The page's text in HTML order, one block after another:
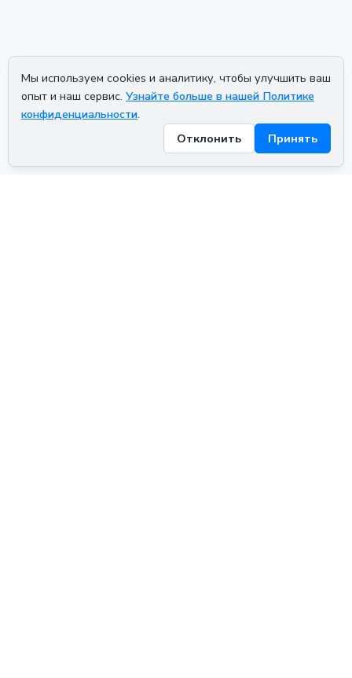
Мы используем cookies и аналитику, чтобы улучшить ваш
опыт и наш сервис. Узнайте больше в нашей Политике
конфиденциальности.
Отклонить
Принять